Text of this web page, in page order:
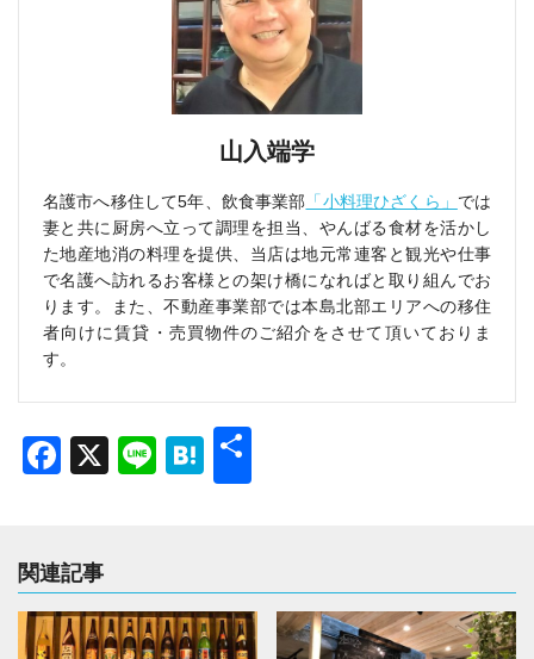
山入端学
名護市へ移住して5年、飲食事業部 「小料理ひざくら」 では
妻と共に厨房へ立って調理を担当、やんばる食材を活かし
た地産地消の料理を提供、当店は地元常連客と観光や仕事
で名護へ訪れるお客様との架け橋になればと取り組んでお
ります。また、不動産事業部では本島北部エリアへの移住
者向けに賃貸・売買物件のご紹介をさせて頂いておりま
す。
Facebook
X LineHatena
関連記事